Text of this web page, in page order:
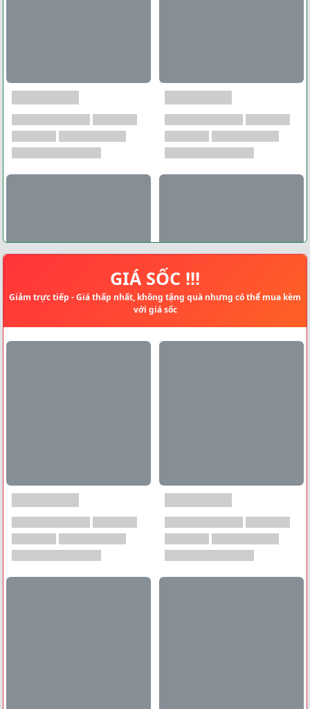
GIÁ SỐC !!!
Giảm trực tiếp - Giá thấp nhất, không tặng quà nhưng có thể mua kèm
với giá sốc